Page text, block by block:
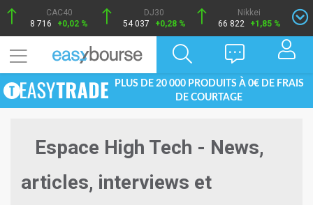
CAC40
8 716
+0,02 %
DJ30
54 037
+0,28 %
Nikkei
66 822
+1,85 %
PLUS DE 20 000 PRODUITS À 0€ DE FRAIS
DE COURTAGE
Espace High Tech - News,
articles, interviews et